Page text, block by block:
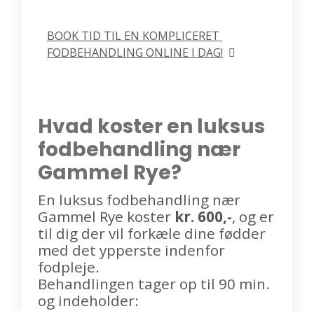
BOOK TID TIL EN KOMPLICERET
FODBEHANDLING ONLINE I DAG!
Hvad koster en luksus
fodbehandling nær
Gammel Rye?
En luksus fodbehandling nær
Gammel Rye koster kr. 600,-, og er
til dig der vil forkæle dine fødder
med det ypperste indenfor
fodpleje.
Behandlingen tager op til 90 min.
og indeholder: